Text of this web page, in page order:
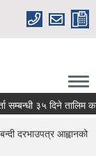
सम्बन्धी ३५ दिने तालिम
दरभाउपत्र आह्वानको